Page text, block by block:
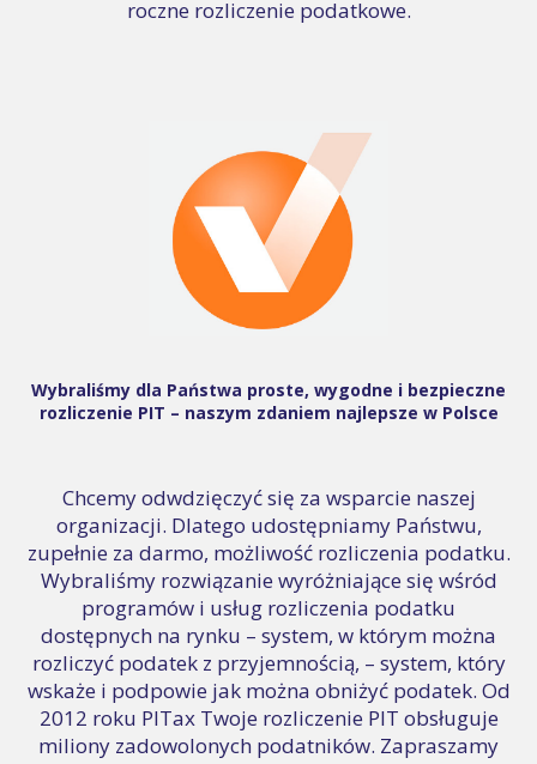
roczne rozliczenie podatkowe.
Wybraliśmy dla Państwa proste, wygodne i bezpieczne
rozliczenie PIT – naszym zdaniem najlepsze w Polsce
Chcemy odwdzięczyć się za wsparcie naszej
organizacji. Dlatego udostępniamy Państwu,
zupełnie za darmo, możliwość rozliczenia podatku.
Wybraliśmy rozwiązanie wyróżniające się wśród
programów i usług rozliczenia podatku
dostępnych na rynku – system, w którym można
rozliczyć podatek z przyjemnością, – system, który
wskaże i podpowie jak można obniżyć podatek. Od
2012 roku PITax Twoje rozliczenie PIT obsługuje
miliony zadowolonych podatników. Zapraszamy